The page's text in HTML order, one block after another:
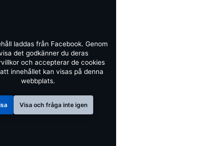
laddas från Facebook. Genom
det godkänner du deras
och accepterar de cookies
innehållet kan visas på denna
webbplats.
Visa och fråga inte igen